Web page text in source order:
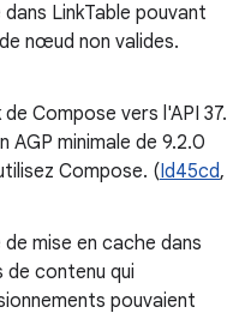
LinkTable pouvant
nœud non valides.
Compose vers l'API 37.
AGP minimale de 9.2.0
Compose. (Id45cd,
mise en cache dans
de contenu qui
pouvaient